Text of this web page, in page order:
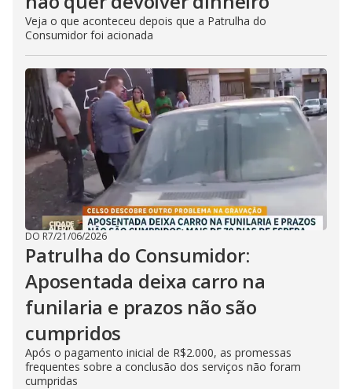
Veja o que aconteceu depois que a Patrulha do
Consumidor foi acionada
DO R7/21/06/2026
Patrulha do Consumidor:
Aposentada deixa carro na
funilaria e prazos não são
cumpridos
Após o pagamento inicial de R$2.000, as promessas
frequentes sobre a conclusão dos serviços não foram
cumpridas